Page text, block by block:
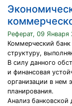
Реферат, 09 Января
Коммерческий
структуру,
В силу данного
и финансовая
организации в нем
планирования.
Анализ банковской